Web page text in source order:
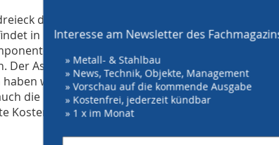
des Projektmanagements aus Kosten,
in unterschiedlich hoher Ausprägung
war für uns unter anderem ein
Aspekt der Ressourcen ist dann kurze
wir damit unsere Ressourcenplanung
die Kostenverfolgung mit
bis zum Ende des
Interesse am Newsletter des
» Metall- & Stahlbau
» News, Technik, Objekte, Management
» Vorschau auf die kommende Ausgabe
» Kostenfrei, jederzeit kündbar
» 1 x im Monat